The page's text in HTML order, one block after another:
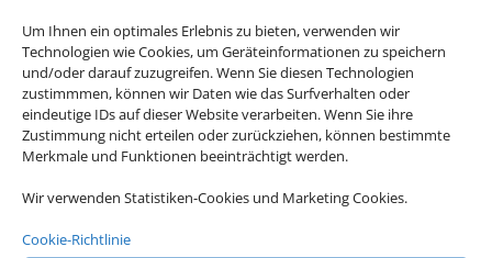
Um Ihnen ein optimales Erlebnis zu bieten, verwenden wir
Technologien wie Cookies, um Geräteinformationen zu speichern
und/oder darauf zuzugreifen. Wenn Sie diesen Technologien
zustimmmen, können wir Daten wie das Surfverhalten oder
eindeutige IDs auf dieser Website verarbeiten. Wenn Sie ihre
Zustimmung nicht erteilen oder zurückziehen, können bestimmte
Merkmale und Funktionen beeinträchtigt werden.
Wir verwenden Statistiken-Cookies und Marketing Cookies.
Cookie-Richtlinie
Sharm el-Sheikh, Sharm el Sheikh
1.494 €